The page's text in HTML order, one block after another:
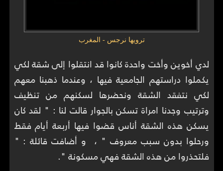
ترويها نرجس - المغرب
لدي أخوين وأخت واحدة كانوا قد انتقلوا إلى شقة لكي
يكملوا دراستهم الجامعية فيها ، وعندما ذهبنا معهم
لكي نتفقد الشقة ونحضرها لسكنهم من تنظيف
وترتيب وجدنا امراة تسكن بالجوار قالت لنا : " لقد كان
يسكن هذه الشقة أناس قضوا فيها أربعة أيام فقط
ورحلوا بدون سبب معروف " ، و أضافت قائلة : "
فلتحذروا من هذه الشقة فهي مسكونة ".